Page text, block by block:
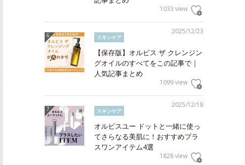
1033 view
2025/12/23
スキンケア
【保存版】オルビス ザ クレンジン
グオイルのすべてをこの記事で｜
人気記事まとめ
1099 view
2025/12/18
スキンケア
オルビスユー ドットと一緒に使っ
てさらなる美肌に！おすすめプラ
スワンアイテム4選
1828 view